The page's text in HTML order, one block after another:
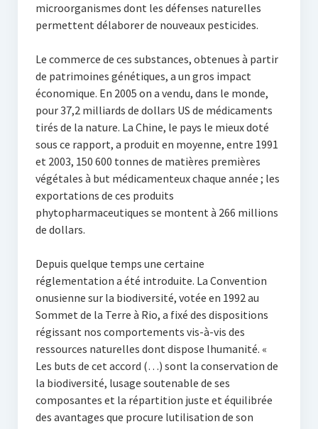
microorganismes dont les défenses naturelles
permettent délaborer de nouveaux pesticides.
Le commerce de ces substances, obtenues à partir
de patrimoines génétiques, a un gros impact
économique. En 2005 on a vendu, dans le monde,
pour 37,2 milliards de dollars US de médicaments
tirés de la nature. La Chine, le pays le mieux doté
sous ce rapport, a produit en moyenne, entre 1991
et 2003, 150 600 tonnes de matières premières
végétales à but médicamenteux chaque année ; les
exportations de ces produits
phytopharmaceutiques se montent à 266 millions
de dollars.
Depuis quelque temps une certaine
réglementation a été introduite. La Convention
onusienne sur la biodiversité, votée en 1992 au
Sommet de la Terre à Rio, a fixé des dispositions
régissant nos comportements vis-à-vis des
ressources naturelles dont dispose lhumanité. «
Les buts de cet accord (…) sont la conservation de
la biodiversité, lusage soutenable de ses
composantes et la répartition juste et équilibrée
des avantages que procure lutilisation de son